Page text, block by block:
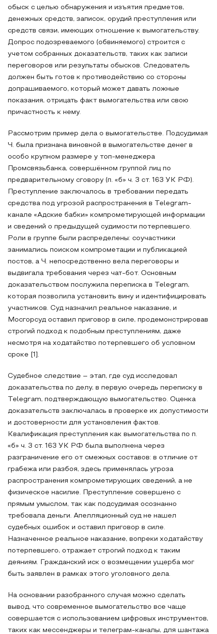
обыск с целью обнаружения и изъятия предметов,
денежных средств, записок, орудий преступления или
средств связи, имеющих отношение к вымогательству.
Допрос подозреваемого (обвиняемого) строится с
учетом собранных доказательств, таких как записи
переговоров или результаты обысков. Следователь
должен быть готов к противодействию со стороны
допрашиваемого, который может давать ложные
показания, отрицать факт вымогательства или свою
причастность к нему.
Рассмотрим пример дела о вымогательстве. Подсудимая
Ч. была признана виновной в вымогательстве денег в
особо крупном размере у топ-менеджера
Промсвязьбанка, совершённом группой лиц по
предварительному сговору (п. «б» ч. 3 ст. 163 УК РФ).
Преступление заключалось в требовании передать
средства под угрозой распространения в Telegram-
канале «Адские бабки» компрометирующей информации
и сведений о предыдущей судимости потерпевшего.
Роли в группе были распределены: соучастники
занимались поиском компрометации и публикацией
постов, а Ч. непосредственно вела переговоры и
выдвигала требования через чат-бот. Основным
доказательством послужила переписка в Telegram,
которая позволила установить вину и идентифицировать
участников. Суд назначил реальное наказание, и
Мосгорсуд оставил приговор в силе, продемонстрировав
строгий подход к подобным преступлениям, даже
несмотря на ходатайство потерпевшего об условном
сроке [1].
Судебное следствие – этап, где суд исследовал
доказательства по делу, в первую очередь переписку в
Telegram, подтверждающую вымогательство. Оценка
доказательств заключалась в проверке их допустимости
и достоверности для установления фактов.
Квалификация преступления как вымогательства по п.
«б» ч. 3 ст. 163 УК РФ была выполнена через
разграничение его от смежных составов: в отличие от
грабежа или разбоя, здесь применялась угроза
распространения компрометирующих сведений, а не
физическое насилие. Преступление совершено с
прямым умыслом, так как подсудимая осознанно
требовала деньги. Апелляционный суд не нашел
судебных ошибок и оставил приговор в силе.
Назначенное реальное наказание, вопреки ходатайству
потерпевшего, отражает строгий подход к таким
деяниям. Гражданский иск о возмещении ущерба мог
быть заявлен в рамках этого уголовного дела.
На основании разобранного случая можно сделать
вывод, что современное вымогательство все чаще
совершается с использованием цифровых инструментов,
таких как мессенджеры и телеграм-каналы, для шантажа